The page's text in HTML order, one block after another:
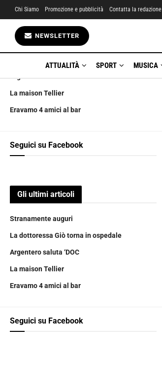
Gli ultimi articoli
Stranamente auguri
La dottoressa Giò torna in ospedale
La maison Tellier
Eravamo 4 amici al bar
Seguici su Facebook
Gli ultimi articoli
Stranamente auguri
La dottoressa Giò torna in ospedale
Argentero saluta ‘DOC
La maison Tellier
Eravamo 4 amici al bar
Seguici su Facebook
Chi Siamo Promozione e pubblicità Contatta la redazione
NEWSLETTER
ATTUALITÀ SPORT MUSICA